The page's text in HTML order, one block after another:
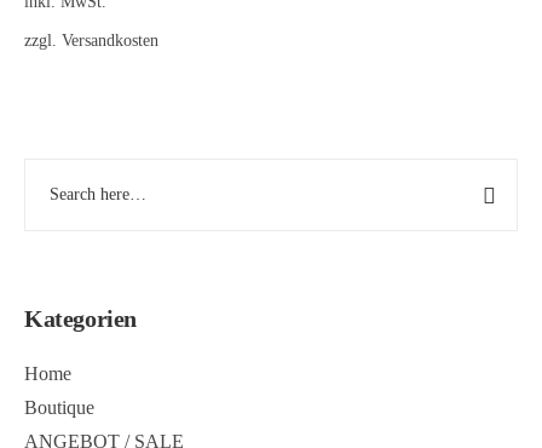
Kategorien
Home
Boutique
ANGEBOT / SALE
zzgl. Versandkosten